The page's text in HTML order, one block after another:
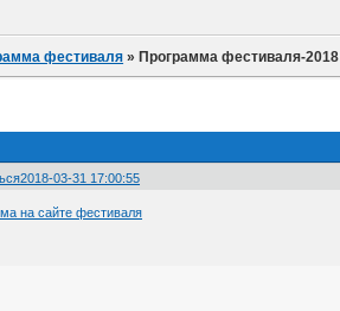
фестиваля »Программа фестиваля-2018
2018-03-31 17:00:55
на сайте фестиваля